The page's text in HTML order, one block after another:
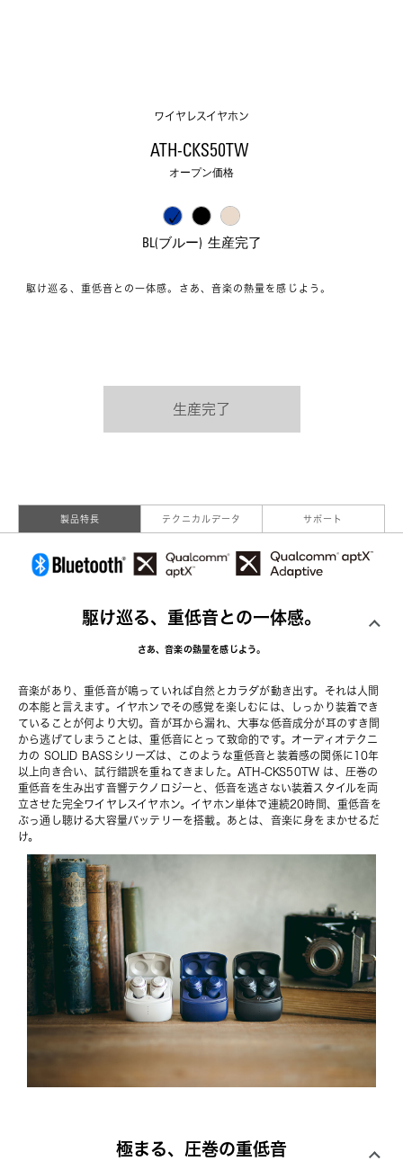
ワイヤレスイヤホン
ATH-CKS50TW
オープン価格
BL(ブルー)  生産完了
駆け巡る、重低音との一体感。さあ、音楽の熱量を感じよう。
生産完了
製品特長 テクニカルデータ サポート
駆け巡る、重低音との一体感。
さあ、音楽の熱量を感じよう。
音楽があり、重低音が鳴っていれば自然とカラダが動き出す。それは人間
の本能と言えます。イヤホンでその感覚を楽しむには、しっかり装着でき
ていることが何より大切。音が耳から漏れ、大事な低音成分が耳のすき間
から逃げてしまうことは、重低音にとって致命的です。オーディオテクニ
カの SOLID BASSシリーズは、このような重低音と装着感の関係に10年
以上向き合い、試行錯誤を重ねてきました。ATH-CKS50TW は、圧巻の
重低音を生み出す音響テクノロジーと、低音を逃さない装着スタイルを両
立させた完全ワイヤレスイヤホン。イヤホン単体で連続20時間、重低音を
ぶっ通し聴ける大容量バッテリーを搭載。あとは、音楽に身をまかせるだ
け。
極まる、圧巻の重低音